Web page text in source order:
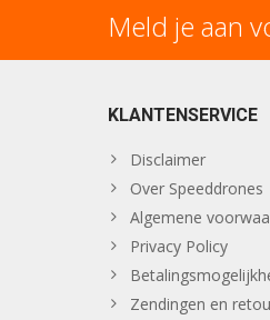
Meld je aan
KLANTENSERVICE
Disclaimer
Over Speeddrones
Algemene
Privacy Policy
Zendingen en